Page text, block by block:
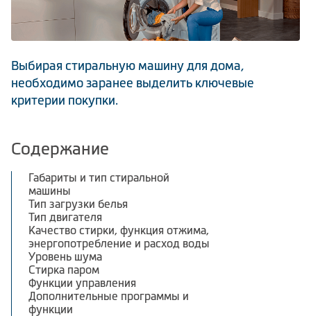
Климатическая техника
Сравнить
Выбирая стиральную машину для дома,
необходимо заранее выделить ключевые
критерии покупки.
Содержание
Габариты и тип стиральной
машины
Тип загрузки белья
Тип двигателя
Качество стирки, функция отжима,
энергопотребление и расход воды
Уровень шума
Стирка паром
Функции управления
Дополнительные программы и
функции